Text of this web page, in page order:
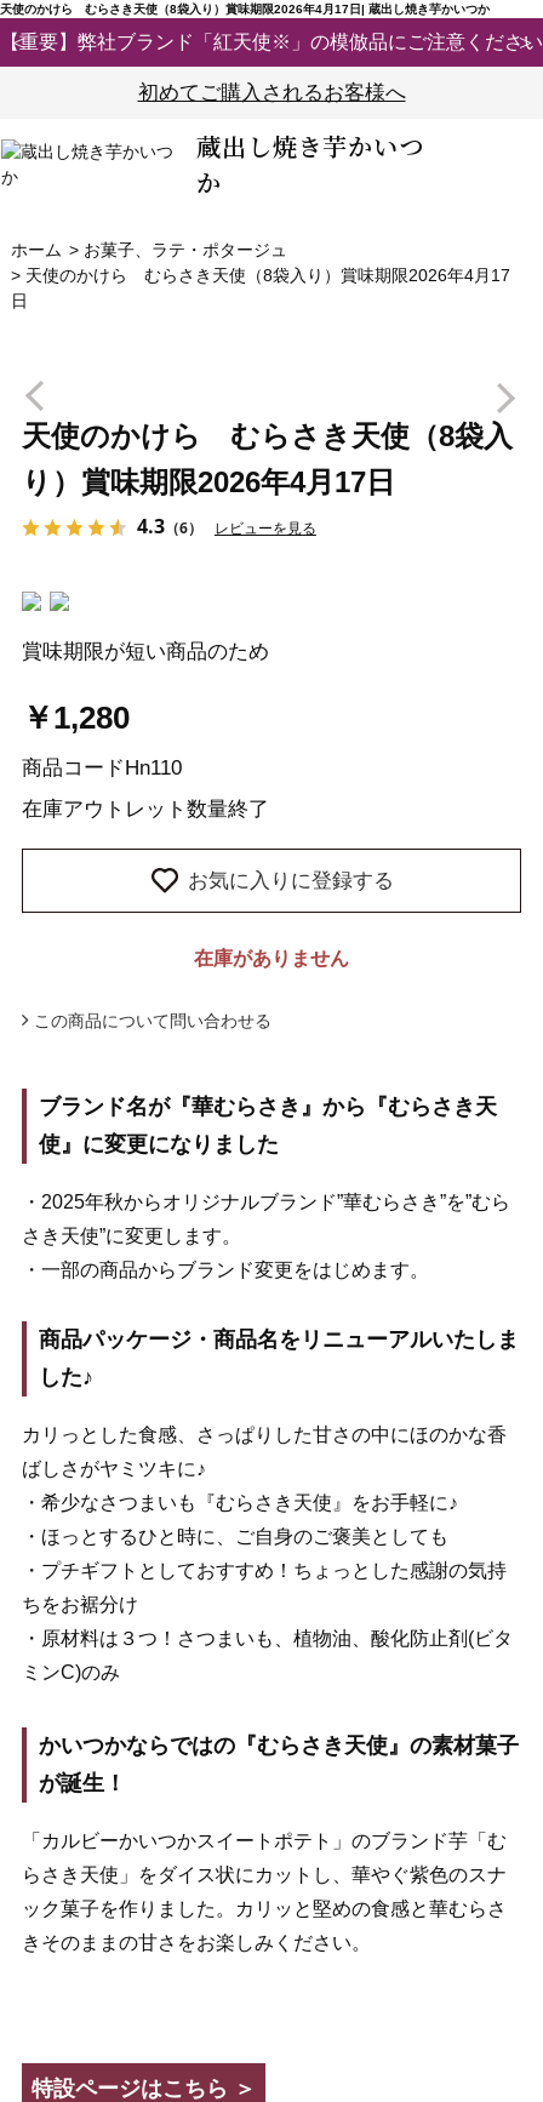
天使のかけら むらさき天使（8袋入り）賞味期限2026年4月17日| 蔵出し焼き芋かいつか
【重要】弊社ブランド「紅天使※」の模倣品にご注意ください
初めてご購入されるお客様へ
蔵出し焼き芋かいつ
か
ホーム > お菓子、ラテ・ポタージュ
> 天使のかけら むらさき天使（8袋入り）賞味期限2026年4月17
日
天使のかけら むらさき天使（8袋入
り）賞味期限2026年4月17日
4.3（6） レビューを見る
賞味期限が短い商品のため
￥1,280
商品コード Hn110
在庫アウトレット数量終了
お気に入りに登録する
在庫がありません
この商品について問い合わせる
ブランド名が『華むらさき』から『むらさき天
使』に変更になりました
・2025年秋からオリジナルブランド”華むらさき”を”むら
さき天使”に変更します。
・一部の商品からブランド変更をはじめます。
商品パッケージ・商品名をリニューアルいたしま
した♪
カリっとした食感、さっぱりした甘さの中にほのかな香
ばしさがヤミツキに♪
・希少なさつまいも『むらさき天使』をお手軽に♪
・ほっとするひと時に、ご自身のご褒美としても
・プチギフトとしておすすめ！ちょっとした感謝の気持
ちをお裾分け
・原材料は３つ！さつまいも、植物油、酸化防止剤(ビタ
ミンC)のみ
かいつかならではの『むらさき天使』の素材菓子
が誕生！
「カルビーかいつかスイートポテト」のブランド芋「む
らさき天使」をダイス状にカットし、華やぐ紫色のスナ
ック菓子を作りました。カリッと堅めの食感と華むらさ
きそのままの甘さをお楽しみください。
特設ページはこちら ＞